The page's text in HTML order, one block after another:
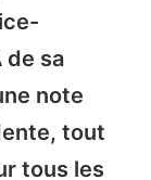
de sa
note
tout
tous les